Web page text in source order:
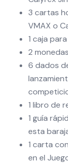
3 cartas
VMAX o
1 caja
2
6 dados
1 libro de
1 guía
esta
1 carta
en el